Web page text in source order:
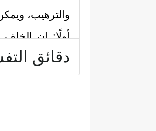
والترهيب،
أولًا: إن
فاستحقُّوا بهذا
دقائق